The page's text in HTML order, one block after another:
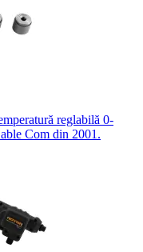
reglabilă 0-
Com din 2001.